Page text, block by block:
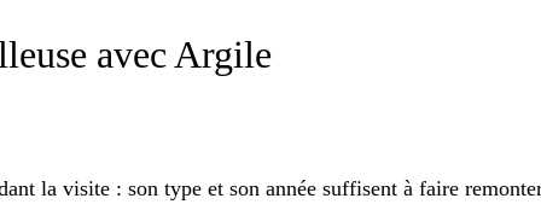
avec Argile
la visite : son type et son année suffisent à faire